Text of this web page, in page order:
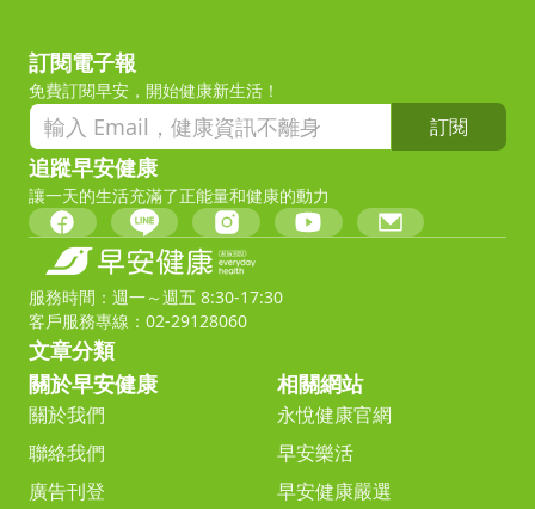
訂閱電子報
免費訂閱早安，開始健康新生活！
訂閱
追蹤早安健康
讓一天的生活充滿了正能量和健康的動力
服務時間：週一～週五 8:30-17:30
客戶服務專線：02-29128060
文章分類
關於早安健康
關於我們
聯絡我們
廣告刊登
相關網站
永悅健康官網
早安樂活
早安健康嚴選